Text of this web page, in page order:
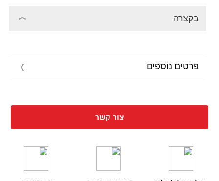
בקצרה
פרטים נוספים
צור קשר